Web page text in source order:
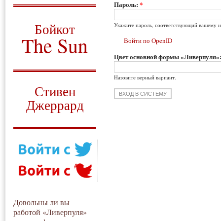
Бойкот
The Sun
Стивен
Джеррард
Довольны ли вы
работой «Ливерпуля»
Пароль:*
Укажите пароль, соответствующий вашему
Войти по OpenID
Цвет основной формы «Ливерпуля»:
Назовите верный вариант.